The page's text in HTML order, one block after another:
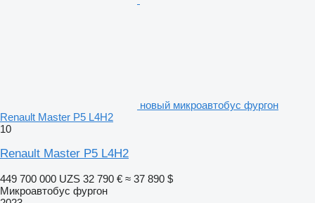
новый микроавтобус фургон
Renault Master P5 L4H2
10
Renault Master P5 L4H2
449 700 000 UZS 32 790 € ≈ 37 890 $
Микроавтобус фургон